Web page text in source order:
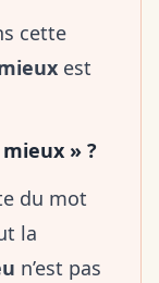
cette
est
» ?
du mot
la
n’est pas